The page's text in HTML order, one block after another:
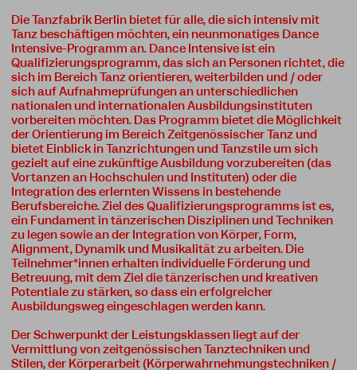
Die Tanzfabrik Berlin bietet für alle, die sich intensiv mit
Tanz beschäftigen möchten, ein neunmonatiges Dance
Intensive-Programm an. Dance Intensive ist ein
Qualifizierungsprogramm, das sich an Personen richtet, die
sich im Bereich Tanz orientieren, weiterbilden und / oder
sich auf Aufnahmeprüfungen an unterschiedlichen
nationalen und internationalen Ausbildungsinstituten
vorbereiten möchten. Das Programm bietet die Möglichkeit
der Orientierung im Bereich Zeitgenössischer Tanz und
bietet Einblick in Tanzrichtungen und Tanzstile um sich
gezielt auf eine zukünftige Ausbildung vorzubereiten (das
Vortanzen an Hochschulen und Instituten) oder die
Integration des erlernten Wissens in bestehende
Berufsbereiche. Ziel des Qualifizierungsprogramms ist es,
ein Fundament in tänzerischen Disziplinen und Techniken
zu legen sowie an der Integration von Körper, Form,
Alignment, Dynamik und Musikalität zu arbeiten. Die
Teilnehmer*innen erhalten individuelle Förderung und
Betreuung, mit dem Ziel die tänzerischen und kreativen
Potentiale zu stärken, so dass ein erfolgreicher
Ausbildungsweg eingeschlagen werden kann.
Der Schwerpunkt der Leistungsklassen liegt auf der
Vermittlung von zeitgenössischen Tanztechniken und
Stilen, der Körperarbeit (Körperwahrnehmungstechniken /